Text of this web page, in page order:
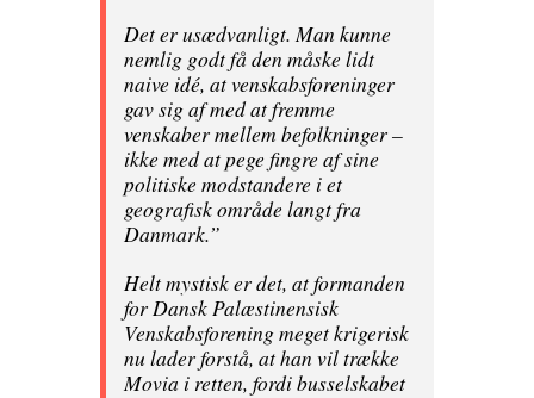
Det er usædvanligt. Man kunne
nemlig godt få den måske lidt
naive idé, at venskabsforeninger
gav sig af med at fremme
venskaber mellem befolkninger –
ikke med at pege fingre af sine
politiske modstandere i et
geografisk område langt fra
Danmark.”
Helt mystisk er det, at formanden
for Dansk Palæstinensisk
Venskabsforening meget krigerisk
nu lader forstå, at han vil trække
Movia i retten, fordi busselskabet